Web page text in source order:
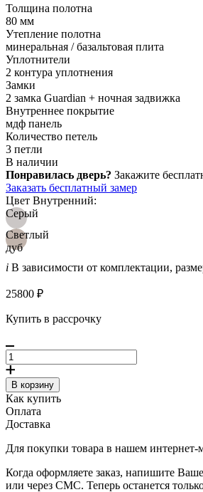
Толщина полотна
80 мм
Утепление полотна
минеральная / базальтовая плита
Уплотнители
2 контура уплотнения
Замки
2 замка Guardian + ночная задвижка
Внутреннее покрытие
мдф панель
Количество петель
3 петли
В наличии
Понравилась дверь? Закажите
Заказать бесплатный замер
Цвет Внутренний:
Серый
Светлый
дуб
i В зависимости от комплектации,
25800 ₽
Купить в рассрочку
В корзину
Как купить
Оплата
Доставка
Для покупки товара в нашем интернет-
Когда оформляете заказ, напишите
или через СМС. Теперь останется